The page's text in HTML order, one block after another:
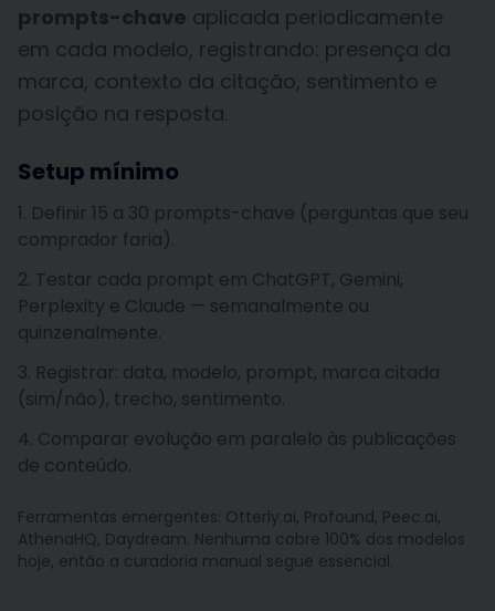
prompts-chave aplicada periodicamente
em cada modelo, registrando: presença da
marca, contexto da citação, sentimento e
posição na resposta.
Setup mínimo
Definir 15 a 30 prompts-chave (perguntas que seu
comprador faria).
Testar cada prompt em ChatGPT, Gemini,
Perplexity e Claude — semanalmente ou
quinzenalmente.
Registrar: data, modelo, prompt, marca citada
(sim/não), trecho, sentimento.
Comparar evolução em paralelo às publicações
de conteúdo.
Ferramentas emergentes: Otterly.ai, Profound, Peec.ai,
AthenaHQ, Daydream. Nenhuma cobre 100% dos modelos
hoje, então a curadoria manual segue essencial.